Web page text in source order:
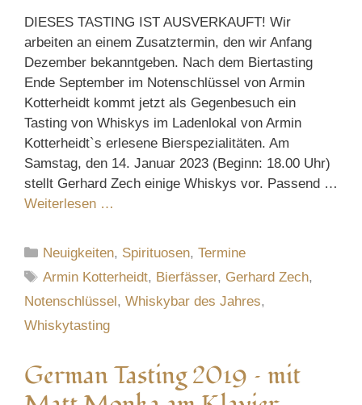
DIESES TASTING IST AUSVERKAUFT! Wir
arbeiten an einem Zusatztermin, den wir Anfang
Dezember bekanntgeben. Nach dem Biertasting
Ende September im Notenschlüssel von Armin
Kotterheidt kommt jetzt als Gegenbesuch ein
Tasting von Whiskys im Ladenlokal von Armin
Kotterheidt`s erlesene Bierspezialitäten. Am
Samstag, den 14. Januar 2023 (Beginn: 18.00 Uhr)
stellt Gerhard Zech einige Whiskys vor. Passend …
Weiterlesen …
Kategorien
Neuigkeiten, Spirituosen,Termine
Schlagwörter
Armin Kotterheidt, Bierfässer, Gerhard Zech,
Notenschlüssel, Whiskybar des Jahres,
Whiskytasting
German Tasting 2019 – mit